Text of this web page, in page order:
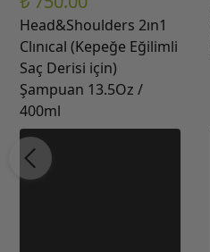
Head&Shoulders 2ın1
Clınıcal (Kepeğe Eğilimli
Saç Derisi için)
Şampuan 13.5Oz /
400ml